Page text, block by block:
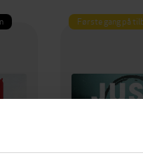
Første gang på